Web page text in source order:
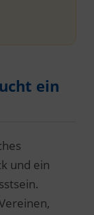
ein
und ein